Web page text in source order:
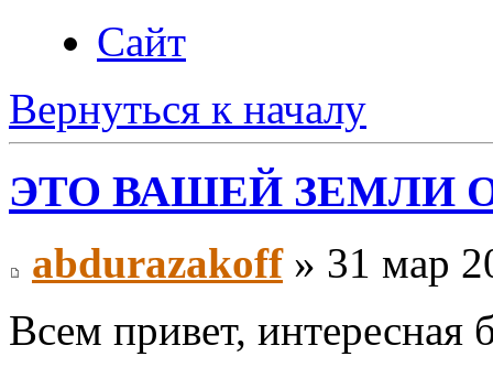
Сайт
Вернуться к началу
ЭТО ВАШЕЙ ЗЕМЛИ
abdurazakoff» 31 мар
Всем привет, интересная